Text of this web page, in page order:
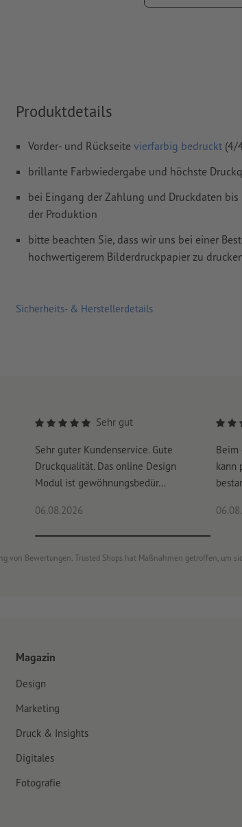
mm Abstand zum Endformat
Rechtschreib- und Satzfehler
Überdruckeneinstellungenwerden von uns
Kommentarewerden gelöscht und nicht
Inhalte von Formularfeldernwerden
Wie lege ich Druckdaten richtig an?
Produktdetails
Vorder- und Rückseite vierfarbig bedruckt (4/
brillante Farbwiedergabe und höchste
bei Eingang der Zahlung und Druckdaten bis
der Produktion
bitte beachten Sie, dass wir uns bei einer
hochwertigerem Bilderdruckpapier zu
Sicherheits- & Herstellerdetails
Sehr gut
Sehr guter Kundenservice. Gute
Druckqualität. Das online Design
Modul ist gewöhnungsbedür...
06.08.2026
Beim
kann
von Bewertungen. Trusted Shops hat Maßnahmen getroffen, um
Magazin
Design
Marketing
Druck & Insights
Digitales
Fotografie